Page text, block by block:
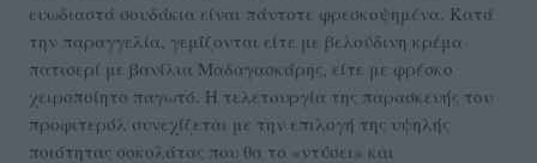
ευωδιαστά σουδάκια είναι πάντοτε φρεσκοψημένα. Κατά
την παραγγελία, γεμίζονται είτε με βελούδινη κρέμα
πατισερί με βανίλια Μαδαγασκάρης, είτε με φρέσκο
χειροποίητο παγωτό. Η τελετουργία της παρασκευής του
προφιτερόλ συνεχίζεται με την επιλογή της υψηλής
ποιότητας σοκολάτας που θα το «ντύσει» και